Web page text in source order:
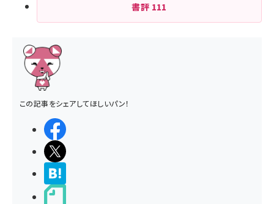
書評 111
この記事をシェアしてほしいパン！